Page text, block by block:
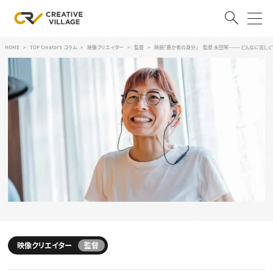
会員登録
クリエイター求人を探す
CREATIVE JOB求人検索
特集求人
採用説明会
転職支援サービス
CONTENTS
スキルアップしたい！ トップ
デザイン
TOP Creator’s コラム
HOME TOP Creator's コラム 映像クリエイター 監督 映画「愚か者の身分」 監督 永田琴———どんなに苦しくて
映像クリエイター 監督